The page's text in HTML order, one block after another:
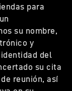
para
su nombre,
y
del
su cita
reunión, así